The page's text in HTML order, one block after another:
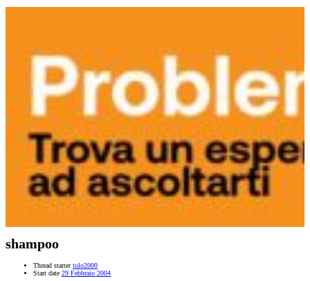
shampoo
Thread starter tolo2000
Start date 29 Febbraio 2004